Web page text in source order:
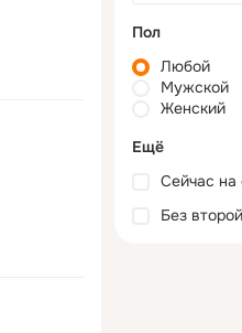
Пол
Любой
Мужской
Женский
Ещё
Сейчас на
Без